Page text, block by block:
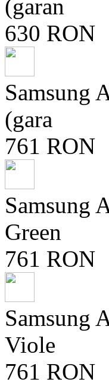
(garan
630 RON
Samsung
(gara
761 RON
Samsung
Green
761 RON
Samsung
Viole
761 RON